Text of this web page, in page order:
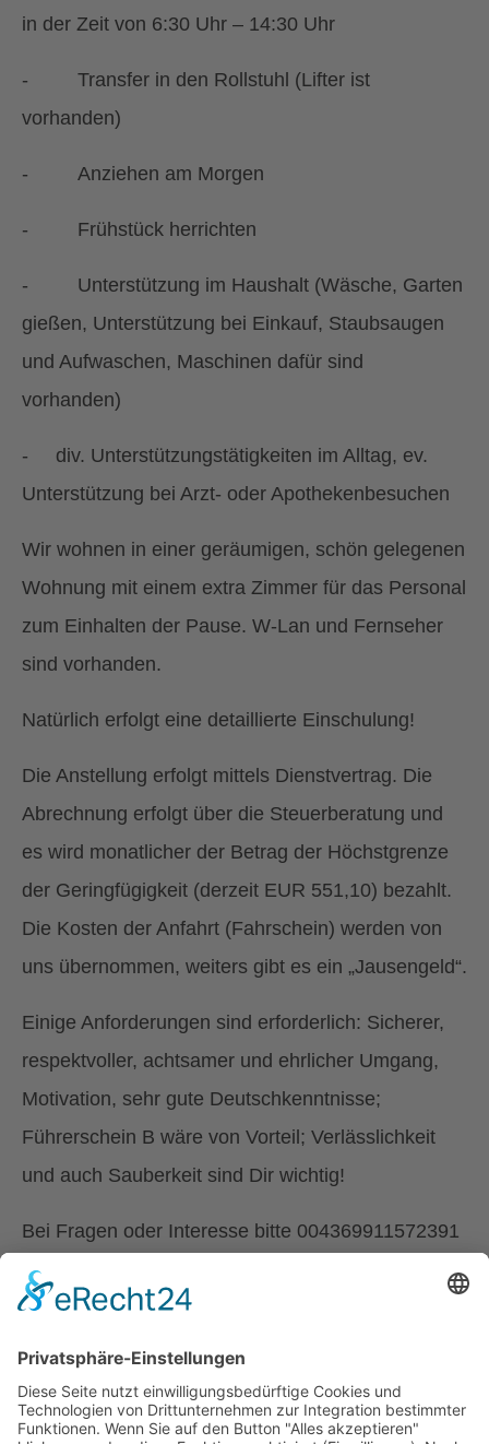
in der Zeit von 6:30 Uhr – 14:30 Uhr
- Transfer in den Rollstuhl (Lifter ist
vorhanden)
- Anziehen am Morgen
- Frühstück herrichten
- Unterstützung im Haushalt (Wäsche, Garten
gießen, Unterstützung bei Einkauf, Staubsaugen
und Aufwaschen, Maschinen dafür sind
vorhanden)
- div. Unterstützungstätigkeiten im Alltag, ev.
Unterstützung bei Arzt- oder Apothekenbesuchen
Wir wohnen in einer geräumigen, schön gelegenen
Wohnung mit einem extra Zimmer für das Personal
zum Einhalten der Pause. W-Lan und Fernseher
sind vorhanden.
Natürlich erfolgt eine detaillierte Einschulung!
Die Anstellung erfolgt mittels Dienstvertrag. Die
Abrechnung erfolgt über die Steuerberatung und
es wird monatlicher der Betrag der Höchstgrenze
der Geringfügigkeit (derzeit EUR 551,10) bezahlt.
Die Kosten der Anfahrt (Fahrschein) werden von
uns übernommen, weiters gibt es ein „Jausengeld“.
Einige Anforderungen sind erforderlich: Sicherer,
respektvoller, achtsamer und ehrlicher Umgang,
Motivation, sehr gute Deutschkenntnisse;
Führerschein B wäre von Vorteil; Verlässlichkeit
und auch Sauberkeit sind Dir wichtig!
Bei Fragen oder Interesse bitte 004369911572391
oder
zurück